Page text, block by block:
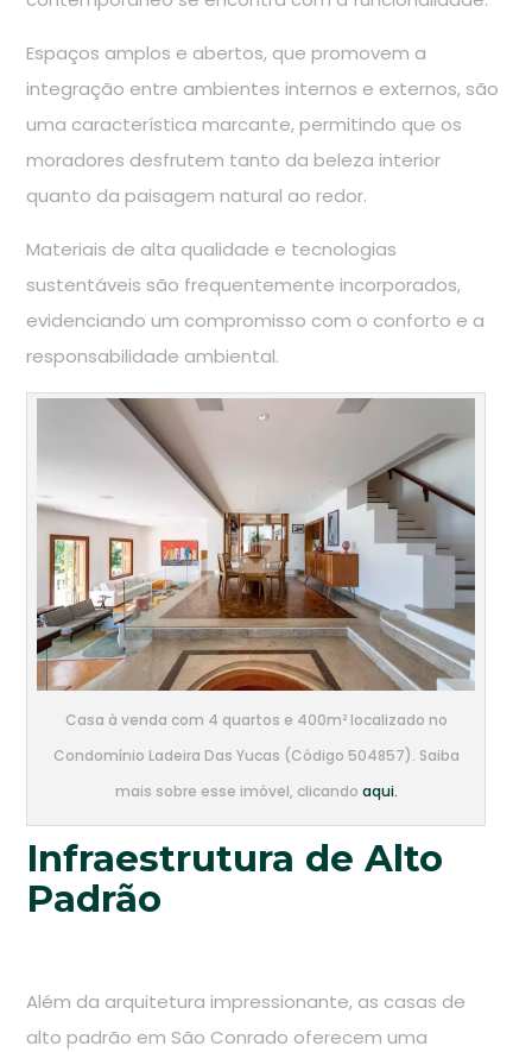
Espaços amplos e abertos, que promovem a
integração entre ambientes internos e externos, são
uma característica marcante, permitindo que os
moradores desfrutem tanto da beleza interior
quanto da paisagem natural ao redor.
Materiais de alta qualidade e tecnologias
sustentáveis são frequentemente incorporados,
evidenciando um compromisso com o conforto e a
responsabilidade ambiental.
Casa à venda com 4 quartos e 400m² localizado no
Condomínio Ladeira Das Yucas (Código 504857). Saiba
mais sobre esse imóvel, clicando aqui.
Infraestrutura de Alto
Padrão
Além da arquitetura impressionante, as casas de
alto padrão em São Conrado oferecem uma